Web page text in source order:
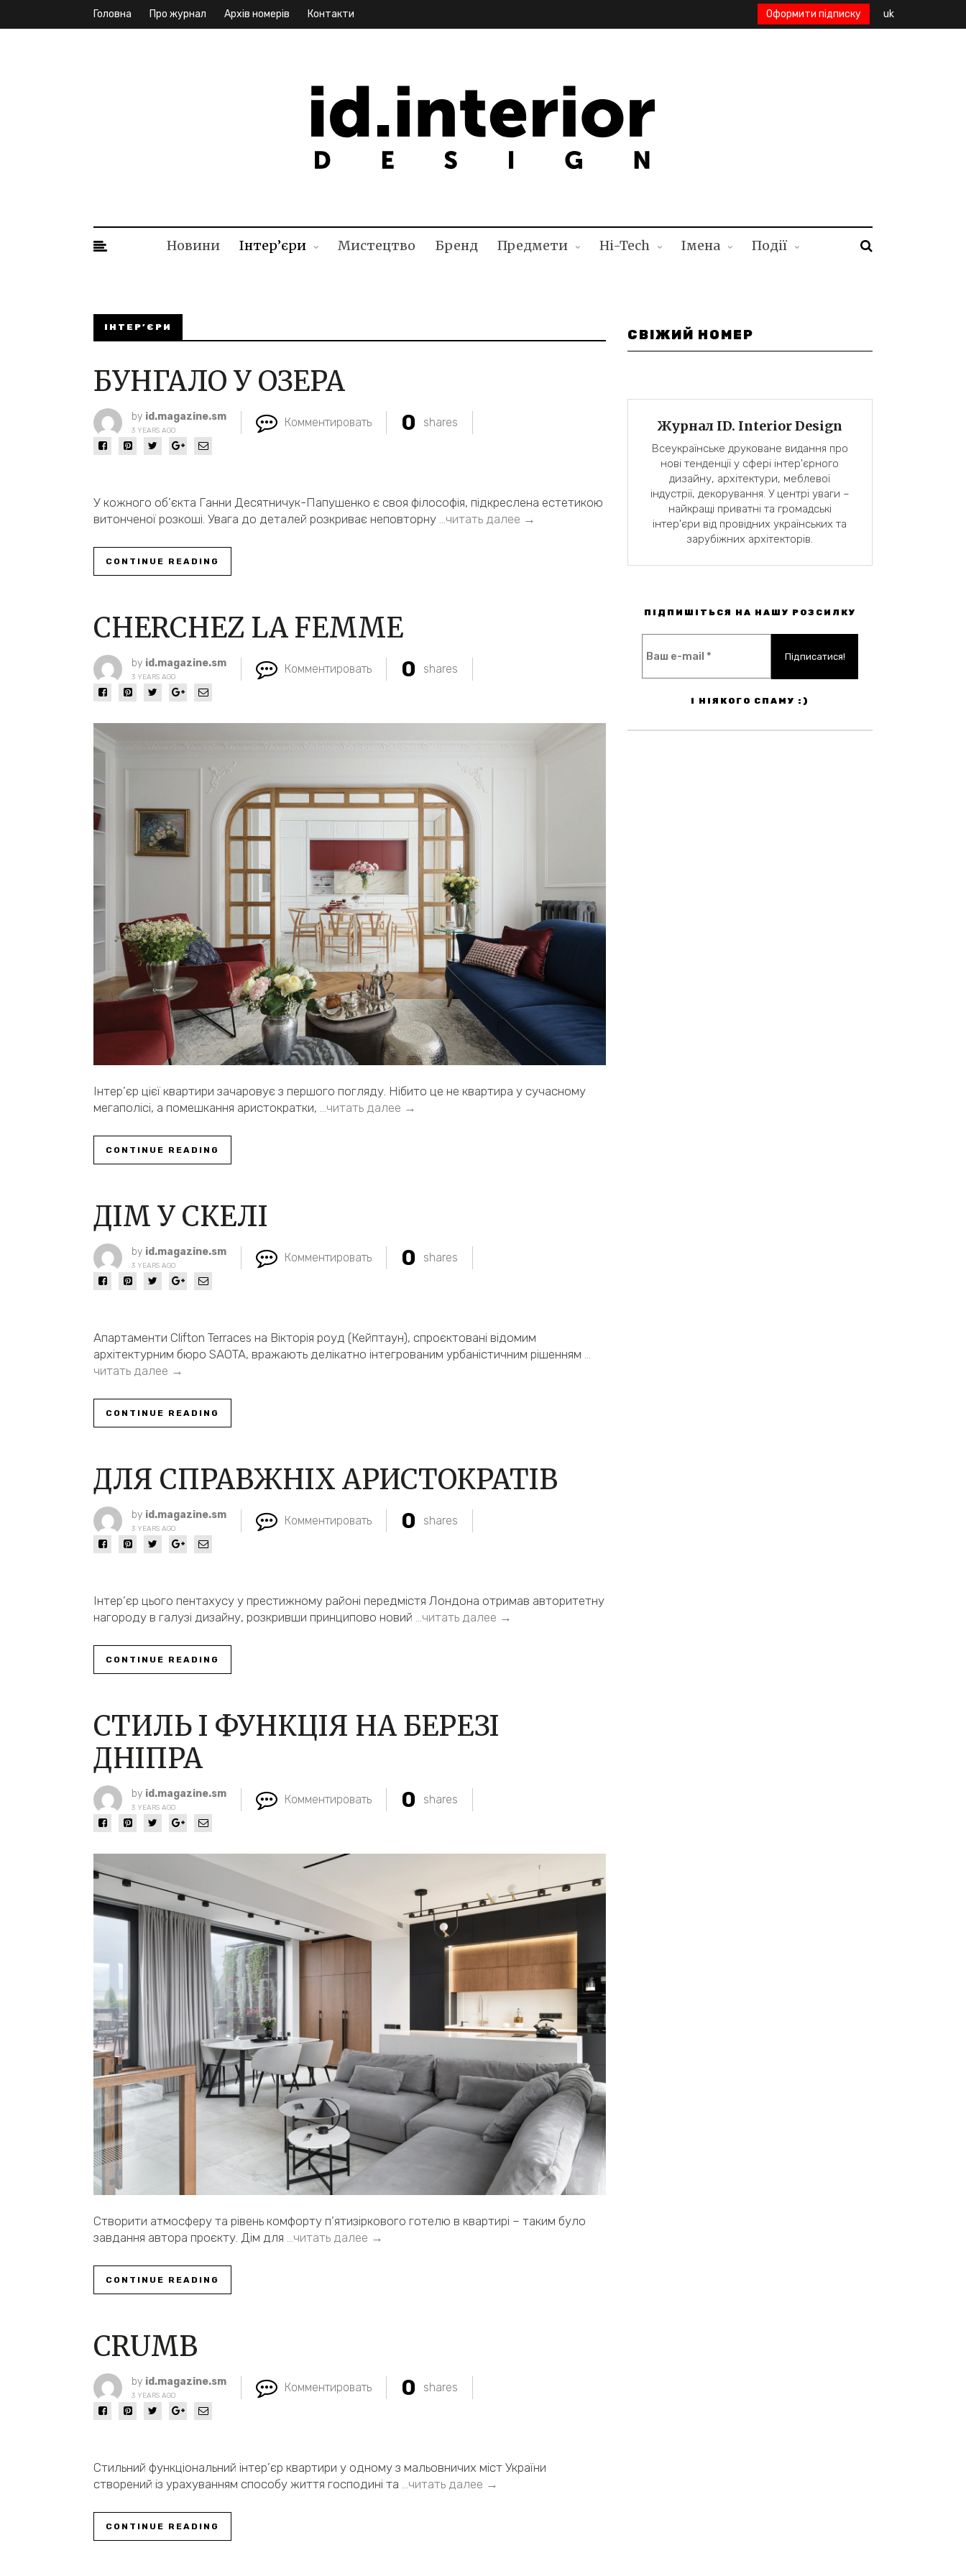
Головна Про журнал Архів номерів Контакти Оформити підписку uk
Новини Інтер’єри Мистецтво Бренд Предмети Hi-Tech Імена Події
ІНТЕР’ЄРИ
БУНГАЛО У ОЗЕРА
by id.magazine.sm
3 YEARS AGO
Комментировать 0 shares
У кожного об’єкта Ганни Десятничук-Папушенко є своя філософія, підкреслена естетикою
витонченої розкоші. Увага до деталей розкриває неповторну …читать далее →
CONTINUE READING
CHERCHEZ LA FEMME
by id.magazine.sm
3 YEARS AGO
Комментировать 0 shares
Інтер’єр цієї квартири зачаровує з першого погляду. Нібито це не квартира у сучасному
мегаполісі, а помешкання аристократки, …читать далее →
CONTINUE READING
ДІМ У СКЕЛІ
by id.magazine.sm
3 YEARS AGO
Комментировать 0 shares
Апартаменти Clifton Terraces на Вікторія роуд (Кейптаун), спроєктовані відомим
архітектурним бюро SAOTA, вражають делікатно інтегрованим урбаністичним рішенням
читать далее →
CONTINUE READING
ДЛЯ СПРАВЖНІХ АРИСТОКРАТІВ
by id.magazine.sm
3 YEARS AGO
Комментировать 0 shares
Інтер’єр цього пентахусу у престижному районі передмістя Лондона отримав авторитетну
нагороду в галузі дизайну, розкривши принципово новий …читать далее →
CONTINUE READING
СТИЛЬ І ФУНКЦІЯ НА БЕРЕЗІ
ДНІПРА
by id.magazine.sm
3 YEARS AGO
Комментировать 0 shares
Створити атмосферу та рівень комфорту п’ятизіркового готелю в квартирі – таким було
завдання автора проєкту. Дім для …читать далее →
CONTINUE READING
CRUMB
by id.magazine.sm
3 YEARS AGO
Комментировать 0 shares
Стильний функціональний інтер’єр квартири у одному з мальовничих міст України
створений із урахуванням способу життя господині та …читать далее →
CONTINUE READING
СВІЖИЙ НОМЕР
Журнал ID. Interior Design
Всеукраїнське друковане видання про
нові тенденції у сфері інтер'єрного
дизайну, архітектури, меблевої
індустрії, декорування. У центрі уваги –
найкращі приватні та громадські
інтер'єри від провідних українських та
зарубіжних архітекторів.
ПІДПИШІТЬСЯ НА НАШУ РОЗСИЛКУ
І НІЯКОГО СПАМУ :)